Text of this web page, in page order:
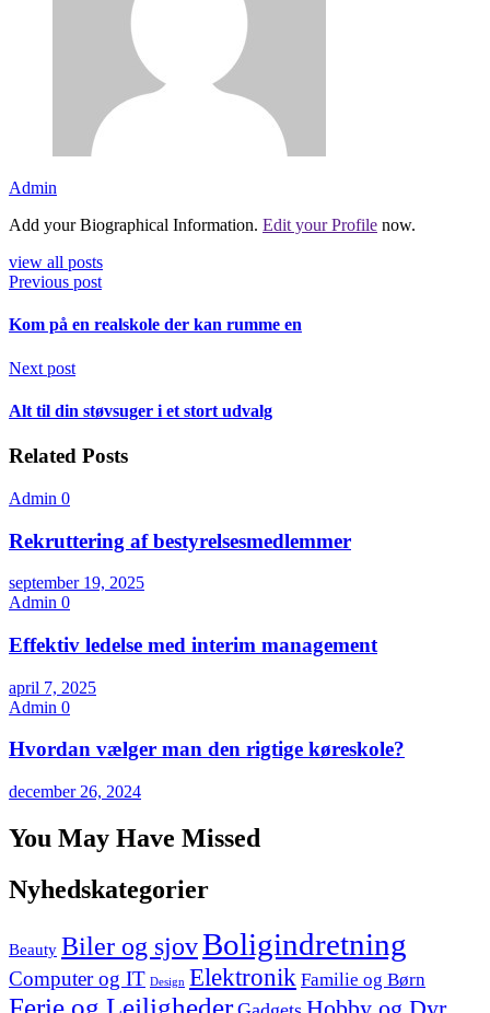
Admin
Add your Biographical Information. Edit your Profile now.
view all posts
Previous post
Kom på en realskole der kan rumme en
Next post
Alt til din støvsuger i et stort udvalg
Related Posts
Admin 0
Rekruttering af bestyrelsesmedlemmer
september 19, 2025
Admin 0
Effektiv ledelse med interim management
april 7, 2025
Admin 0
Hvordan vælger man den rigtige køreskole?
december 26, 2024
You May Have Missed
Nyhedskategorier
Beauty Biler og sjovBoligindretning
Computer og IT Design Elektronik Familie og Børn
Ferie og Lejligheder